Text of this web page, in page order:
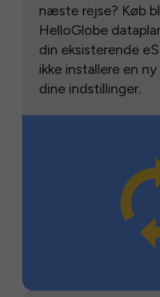
næste rejse? Køb
HelloGlobe
din eksisterende
ikke installere en
dine indstillinger.